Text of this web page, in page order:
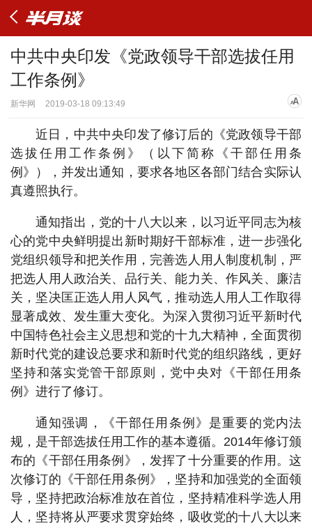
中共中央印发《党政领导干部选拔任用
工作条例》
新华网 2019-03-18 09:13:49
近日，中共中央印发了修订后的《党政领导干部
选拔任用工作条例》（以下简称《干部任用条
例》），并发出通知，要求各地区各部门结合实际认
真遵照执行。
通知指出，党的十八大以来，以习近平同志为核
心的党中央鲜明提出新时期好干部标准，进一步强化
党组织领导和把关作用，完善选人用人制度机制，严
把选人用人政治关、品行关、能力关、作风关、廉洁
关，坚决匡正选人用人风气，推动选人用人工作取得
显著成效、发生重大变化。为深入贯彻习近平新时代
中国特色社会主义思想和党的十九大精神，全面贯彻
新时代党的建设总要求和新时代党的组织路线，更好
坚持和落实党管干部原则，党中央对《干部任用条
例》进行了修订。
通知强调，《干部任用条例》是重要的党内法
规，是干部选拔任用工作的基本遵循。2014年修订颁
布的《干部任用条例》，发挥了十分重要的作用。这
次修订的《干部任用条例》，坚持和加强党的全面领
导，坚持把政治标准放在首位，坚持精准科学选人用
人，坚持将从严要求贯穿始终，吸收党的十八大以来